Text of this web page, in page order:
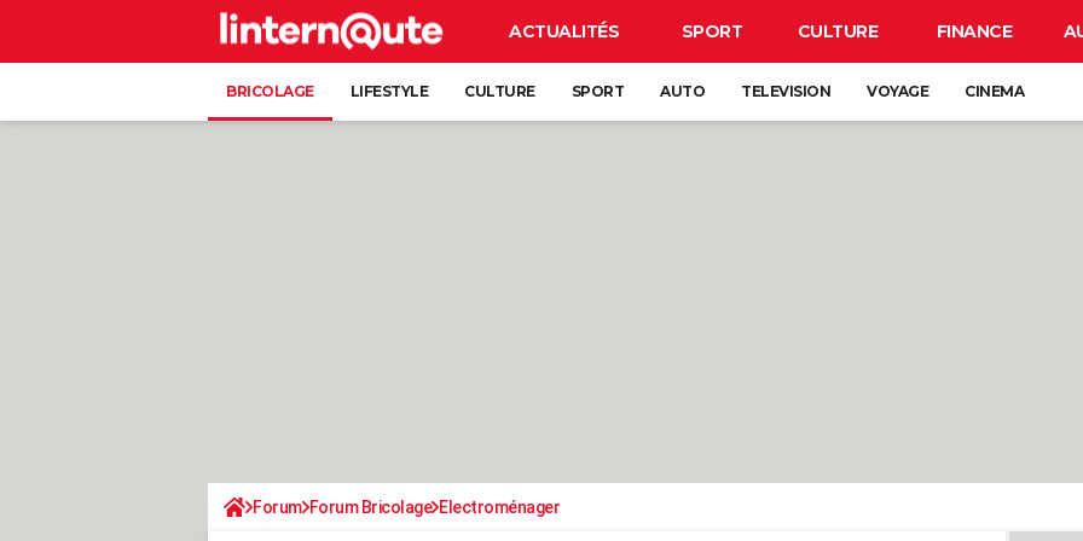
ACTUALITÉS SPORT CULTURE FINANCE
BRICOLAGE LIFESTYLE CULTURE SPORT AUTO TELEVISION VOYAGE CINEMA
Forum Forum Bricolage Electroménager